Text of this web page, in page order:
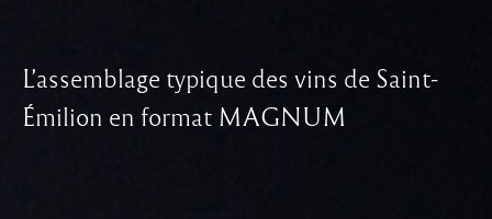
L’assemblage typique des vins de Saint-
Émilion en format MAGNUM